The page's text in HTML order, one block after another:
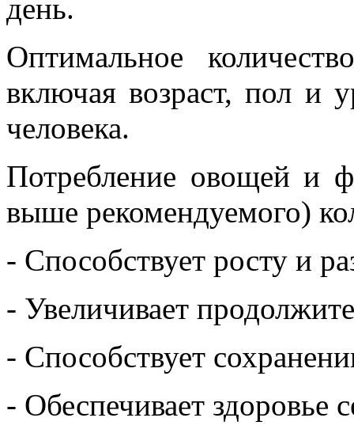
день.
Оптимальное
включая возраст, пол и
человека.
Потребление овощей и
выше рекомендуемого)
- Способствует росту и
- Увеличивает
- Способствует
- Обеспечивает здоровье